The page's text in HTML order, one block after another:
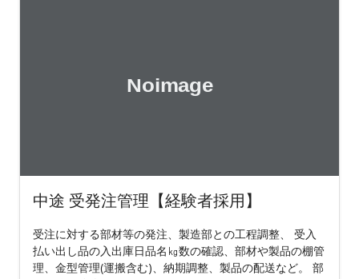
中途 受発注管理【経験者採用】
受注に対する部材等の発注、製造部との工程調整、 受入
払い出し品の入出庫日品名㎏数の確認、部材や製品の棚管
理、金型管理(運搬含む)、納期調整、製品の配送など。 部